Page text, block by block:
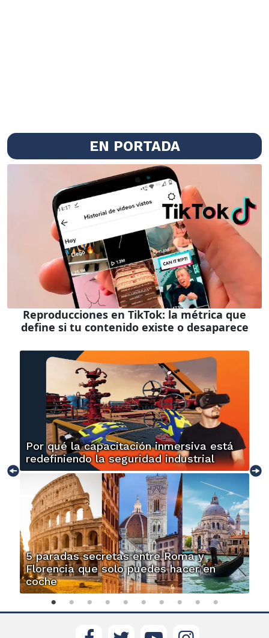
EN PORTADA
Reproducciones en TikTok: la métrica que
define si tu contenido existe o desaparece
Por qué la capacitación inmersiva está
redefiniendo la seguridad industrial
5 paradas secretas entre Roma y
Florencia que solo puedes hacer en
coche